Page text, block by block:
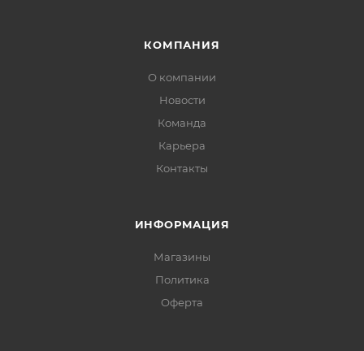
КОМПАНИЯ
О компании
Новости
Команда
Карьера
Контакты
ИНФОРМАЦИЯ
Магазины
Политика
Офертa